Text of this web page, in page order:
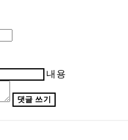
내용
댓글 쓰기